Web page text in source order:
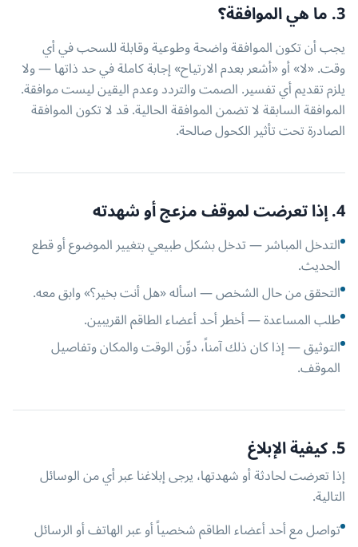
3. ما هي الموافقة؟
يجب أن تكون الموافقة واضحة وطوعية وقابلة للسحب في أي
وقت. «لا» أو «أشعر بعدم الارتياح» إجابة كاملة في حد ذاتها — ولا
يلزم تقديم أي تفسير. الصمت والتردد وعدم اليقين ليست موافقة.
الموافقة السابقة لا تضمن الموافقة الحالية. قد لا تكون الموافقة
الصادرة تحت تأثير الكحول صالحة.
4. إذا تعرضت لموقف مزعج أو شهدته
التدخل المباشر — تدخل بشكل طبيعي بتغيير الموضوع أو قطع
الحديث.
التحقق من حال الشخص — اسأله «هل أنت بخير؟» وابق معه.
طلب المساعدة — أخطر أحد أعضاء الطاقم القريبين.
التوثيق — إذا كان ذلك آمناً، دوِّن الوقت والمكان وتفاصيل
الموقف.
5. كيفية الإبلاغ
إذا تعرضت لحادثة أو شهدتها، يرجى إبلاغنا عبر أي من الوسائل
التالية.
تواصل مع أحد أعضاء الطاقم شخصياً أو عبر الهاتف أو الرسائل